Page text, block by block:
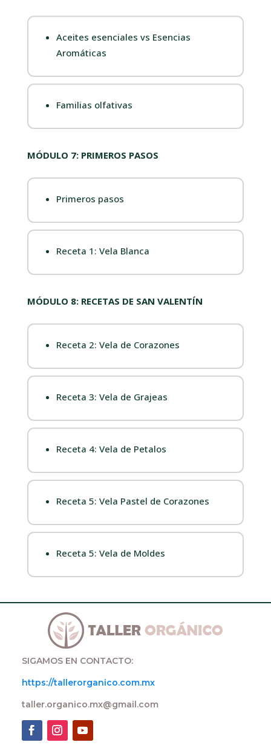
Aceites esenciales vs Esencias
Aromáticas
Familias olfativas
MÓDULO 7: PRIMEROS PASOS
Primeros pasos
Receta 1: Vela Blanca
MÓDULO 8: RECETAS DE SAN VALENTÍN
Receta 2: Vela de Corazones
Receta 3: Vela de Grajeas
Receta 4: Vela de Petalos
Receta 5: Vela Pastel de Corazones
Receta 5: Vela de Moldes
SIGAMOS EN CONTACTO:
https://tallerorganico.com.mx
taller.organico.mx@gmail.com